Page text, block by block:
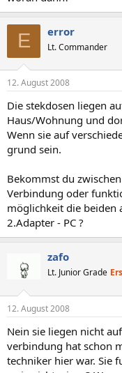
E error
Lt. Commander
12. August 2008
Die stekdosen liegen
Haus/Wohnung und
Wenn sie auf
grund sein.
Bekommst du
Verbindung oder
möglichkeit die beiden
2.Adapter - PC ?
zafo
Lt. Junior Grade
12. August 2008
Nein sie liegen nicht
verbindung hat schon
techniker hier war. Sie